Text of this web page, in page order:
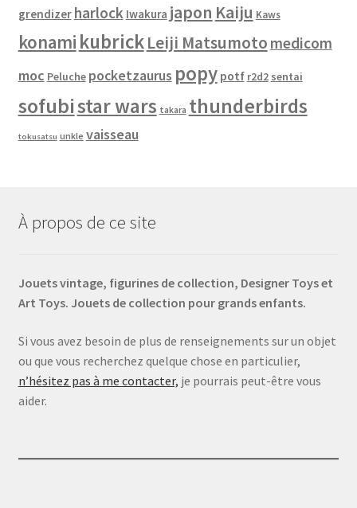
grendizer harlock Iwakura japon Kaiju Kaws
konami kubrickLeiji Matsumoto medicom
moc Peluche pocketzaurus popy potf r2d2 sentai
sofubistar wars takara thunderbirds
tokusatsu unkle vaisseau
À propos de ce site
Jouets vintage, figurines de collection, Designer Toys et
Art Toys. Jouets de collection pour grands enfants.
Si vous avez besoin de plus de renseignements sur un objet
ou que vous recherchez quelque chose en particulier,
n’hésitez pas à me contacter, je pourrais peut-être vous
aider.